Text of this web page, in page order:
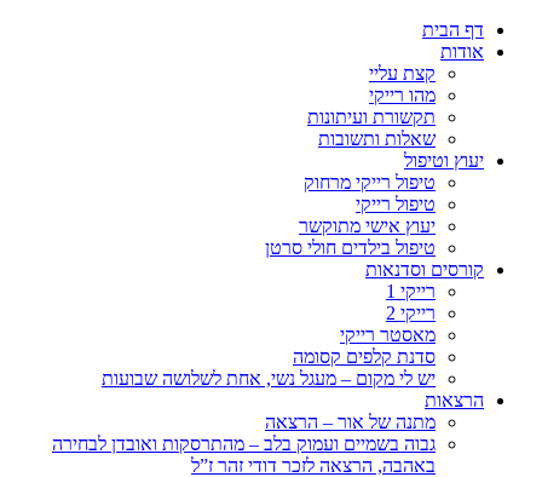
דף הבית
אודות
קצת עליי
מהו רייקי
תקשורת ועיתונות
שאלות ותשובות
יעוץ וטיפול
טיפול רייקי מרחוק
טיפול רייקי
יעוץ אישי מתוקשר
טיפול בילדים חולי סרטן
קורסים וסדנאות
רייקי 1
רייקי 2
מאסטר רייקי
סדנת קלפים קסומה
יש לי מקום – מעגל נשי, אחת לשלושה שבועות
הרצאות
מתנה של אור – הרצאה
גבוה בשמיים ועמוק בלב – מהתרסקות ואובדן לבחירה
באהבה, הרצאה לזכר דודי זהר ז”ל